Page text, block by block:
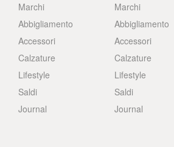
Marchi
Abbigliamento
Accessori
Calzature
Lifestyle
Saldi
Journal
Marchi
Abbigliamento
Accessori
Calzature
Lifestyle
Saldi
Journal